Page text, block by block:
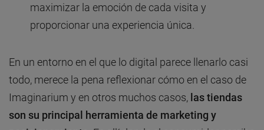
maximizar la emoción de cada visita y
proporcionar una experiencia única.
En un entorno en el que lo digital parece llenarlo casi
todo, merece la pena reflexionar cómo en el caso de
Imaginarium y en otros muchos casos, las tiendas
son su principal herramienta de marketing y